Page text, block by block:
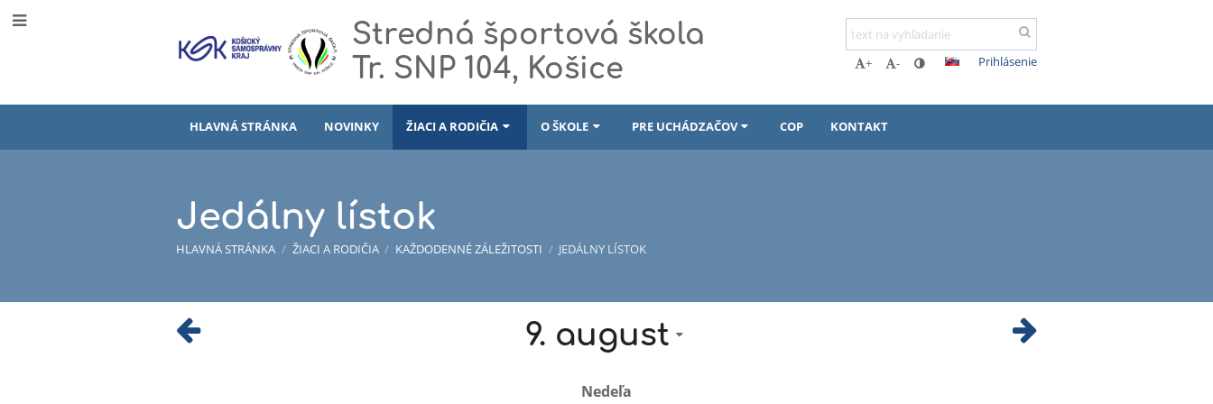
Stredná športová škola
Tr. SNP 104, Košice
+ - Prihlásenie
HLAVNÁ STRÁNKA NOVINKY ŽIACI A RODIČIA O ŠKOLE PRE UCHÁDZAČOV COP KONTAKT
Jedálny lístok
HLAVNÁ STRÁNKA / ŽIACI A RODIČIA / KAŽDODENNÉ ZÁLEŽITOSTI / JEDÁLNY LÍSTOK
Jedálny
9. august
Nedeľa